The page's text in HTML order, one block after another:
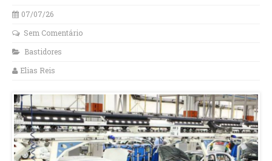
07/07/26
Sem Comentário
Bastidores
Elias Reis